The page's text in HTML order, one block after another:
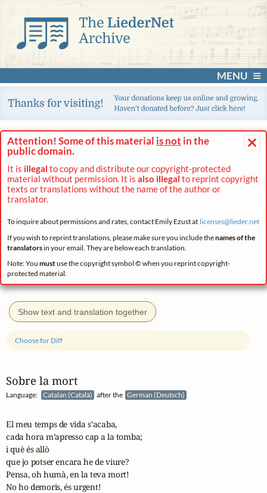
MENU
×
Attention! Some of this material is not in the
public domain.
It is illegal to copy and distribute our copyright-protected
material without permission. It is also illegal to reprint copyright
texts or translations without the name of the author or
translator.
To inquire about permissions and rates, contact Emily Ezust at licenses@lieder.net
If you wish to reprint translations, please make sure you include thenames of the
translatorsin your email. They are below each translation.
Note: You mustuse the copyright symbol © when you reprint copyright-
protected material.
Show text and translation together
Sobre la mort
Language: Catalan (Català) after the German (Deutsch)
Choose for Diff
El meu temps de vida s’acaba,
cada hora m’apresso cap a la tomba;
i què és allò
que jo potser encara he de viure?
Pensa, oh humà, en la teva mort!
No ho demoris, és urgent!